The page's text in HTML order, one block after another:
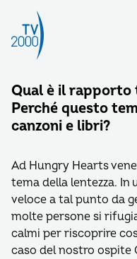
Qual è il rapporto
Perché questo
canzoni e libri?
Ad Hungry Hearts
tema della lentezza. In
veloce a tal punto da
molte persone si
calmi per riscoprire
caso del nostro ospite